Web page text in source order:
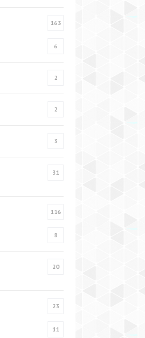
163
6
2
2
3
31
116
8
20
23
11